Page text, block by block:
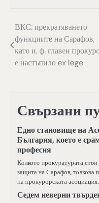
Навигация
ВКС: прекратяването
функциите на Сарафов,
като и. ф. главен
е настъпило ex lege
Свързани
Едно становище на
България, което е
професия
Колкото прокуратурата
защита на Сарафов, толкова
на прокурорската асоциация.
Седем неверни